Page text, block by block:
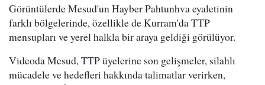
Görüntülerde Mesud'un Hayber Pahtunhva eyaletinin
farklı bölgelerinde, özellikle de Kurram'da TTP
mensupları ve yerel halkla bir araya geldiği görülüyor.
Videoda Mesud, TTP üyelerine son gelişmeler, silahlı
mücadele ve hedefleri hakkında talimatlar verirken,